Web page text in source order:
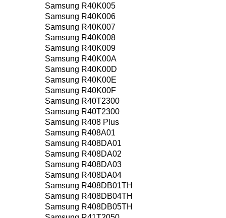
Samsung R40K005
Samsung R40K006
Samsung R40K007
Samsung R40K008
Samsung R40K009
Samsung R40K00A
Samsung R40K00D
Samsung R40K00E
Samsung R40K00F
Samsung R40T2300
Samsung R40T2300
Samsung R408 Plus
Samsung R408A01
Samsung R408DA01
Samsung R408DA02
Samsung R408DA03
Samsung R408DA04
Samsung R408DB01TH
Samsung R408DB04TH
Samsung R408DB05TH